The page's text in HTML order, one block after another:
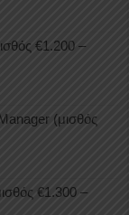
€1.200 –
(μισθός
€1.300 –